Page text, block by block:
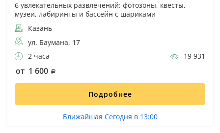
6 увлекательных развлечений: фотозоны, квесты,
музеи, лабиринты и бассейн с шариками
Казань
ул. Баумана, 17
2 часа
19 931
от 1 600
Подробнее
Ближайшая Сегодня в 13:00